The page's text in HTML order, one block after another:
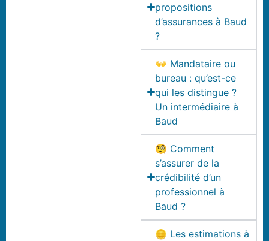
propositions
d’assurances à Baud
?
👐 Mandataire ou
bureau : qu’est-ce
qui les distingue ?
Un intermédiaire à
Baud
🧐 Comment
s’assurer de la
crédibilité d’un
professionnel à
Baud ?
🪙 Les estimations à